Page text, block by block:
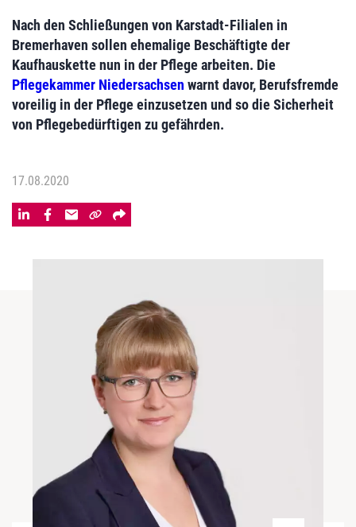
Nach den Schließungen von Karstadt-Filialen in
Bremerhaven sollen ehemalige Beschäftigte der
Kaufhauskette nun in der Pflege arbeiten. Die
Pflegekammer Niedersachsen warnt davor, Berufsfremde
voreilig in der Pflege einzusetzen und so die Sicherheit
von Pflegebedürftigen zu gefährden.
17.08.2020